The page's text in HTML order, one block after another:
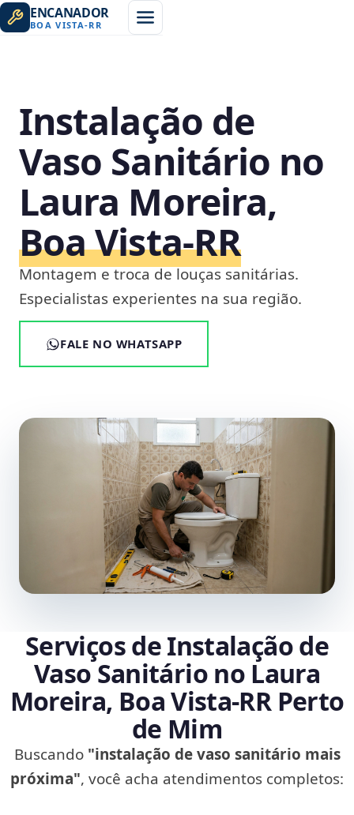
ENCANADOR
BOA VISTA-RR
Instalação de
Vaso Sanitário no
Laura Moreira,
Boa Vista‑RR
Montagem e troca de louças sanitárias.
Especialistas experientes na sua região.
FALE NO WHATSAPP
Serviços de Instalação de
Vaso Sanitário no Laura
Moreira, Boa Vista‑RR Perto
de Mim
Buscando "instalação de vaso sanitário mais
próxima", você acha atendimentos completos: